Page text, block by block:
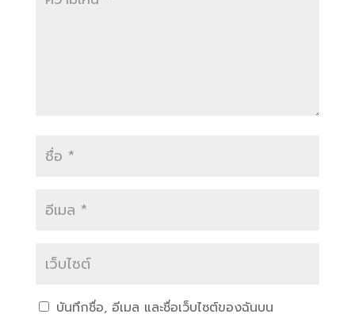
บันทึกชื่อ, อีเมล และชื่อเว็บไซต์ของฉันบน